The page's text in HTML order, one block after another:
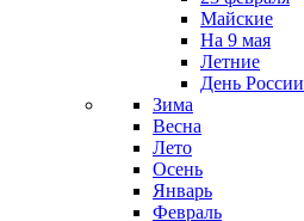
Майские
На 9 мая
Летние
День России
Зима
Весна
Лето
Осень
Январь
Февраль